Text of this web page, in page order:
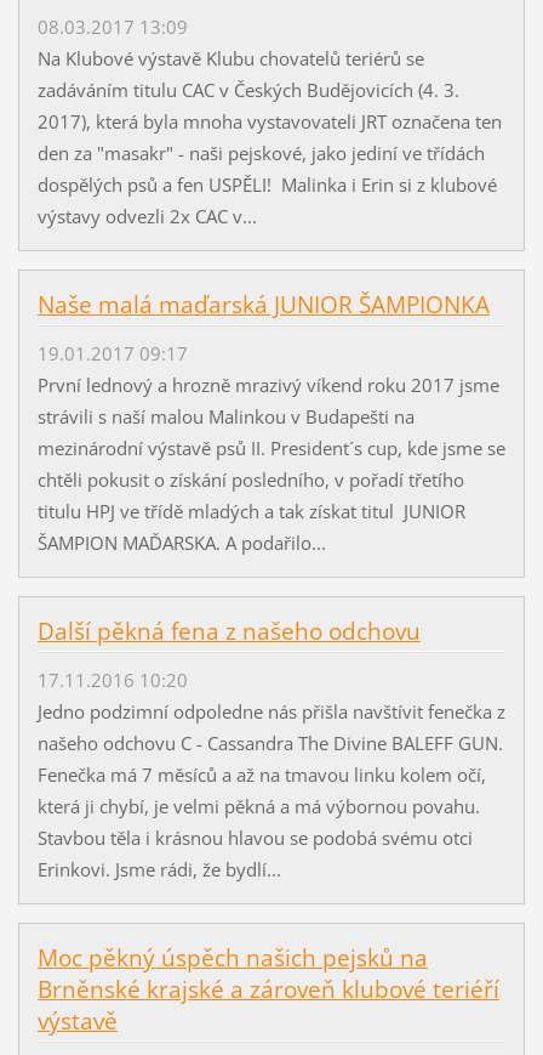
08.03.2017 13:09
Na Klubové výstavě Klubu chovatelů teriérů se
zadáváním titulu CAC v Českých Budějovicích (4. 3.
2017), která byla mnoha vystavovateli JRT označena ten
den za "masakr" - naši pejskové, jako jediní ve třídách
dospělých psů a fen USPĚLI! Malinka i Erin si z klubové
výstavy odvezli 2x CAC v...
Naše malá maďarská JUNIOR ŠAMPIONKA
19.01.2017 09:17
První lednový a hrozně mrazivý víkend roku 2017 jsme
strávili s naší malou Malinkou v Budapešti na
mezinárodní výstavě psů II. President´s cup, kde jsme se
chtěli pokusit o získání posledního, v pořadí třetího
titulu HPJ ve třídě mladých a tak získat titul JUNIOR
ŠAMPION MAĎARSKA. A podařilo...
Další pěkná fena z našeho odchovu
17.11.2016 10:20
Jedno podzimní odpoledne nás přišla navštívit fenečka z
našeho odchovu C - Cassandra The Divine BALEFF GUN.
Fenečka má 7 měsíců a až na tmavou linku kolem očí,
která ji chybí, je velmi pěkná a má výbornou povahu.
Stavbou těla i krásnou hlavou se podobá svému otci
Erinkovi. Jsme rádi, že bydlí...
Moc pěkný úspěch našich pejsků na
Brněnské krajské a zároveň klubové teriéří
výstavě